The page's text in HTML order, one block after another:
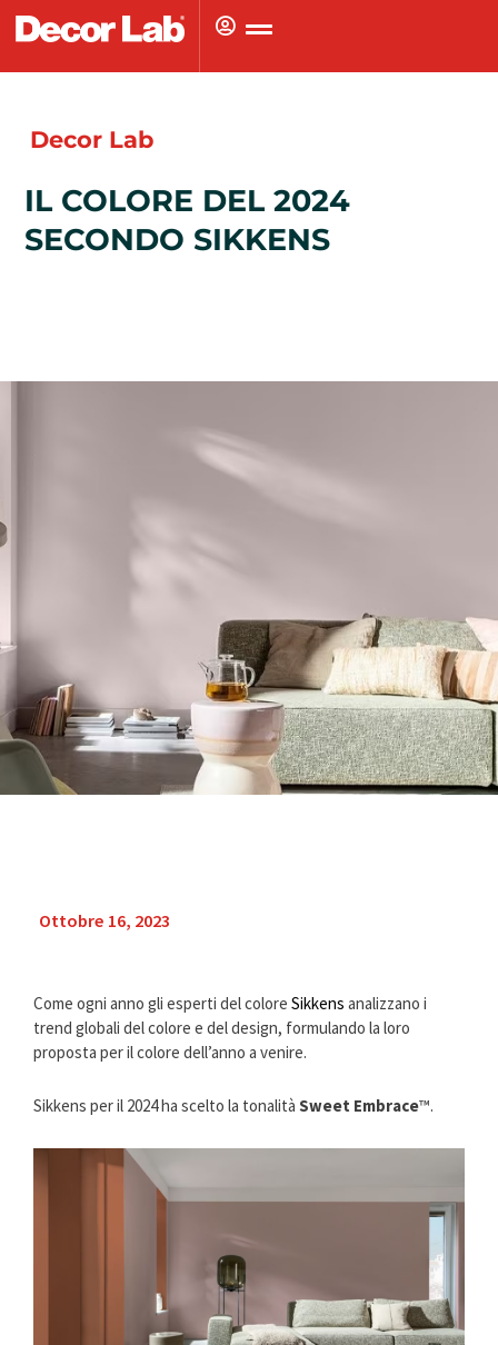
Decor Lab
IL COLORE DEL 2024
SECONDO SIKKENS
Ottobre 16, 2023
Come ogni anno gli esperti del colore Sikkens analizzano i
trend globali del colore e del design, formulando la loro
proposta per il colore dell’anno a venire.
Sikkens per il 2024 ha scelto la tonalità Sweet Embrace™.